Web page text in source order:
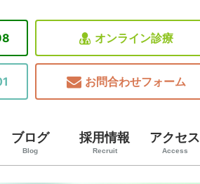
オンライン診療
お問合わせフォーム
ブログ
Blog
採用情報
Recruit
アクセス
Access